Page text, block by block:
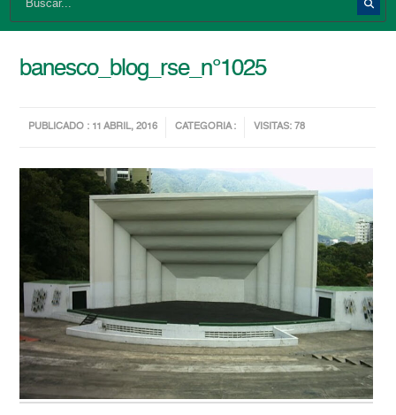
banesco_blog_rse_n°1025
PUBLICADO : 11 ABRIL, 2016 CATEGORIA : VISITAS: 78